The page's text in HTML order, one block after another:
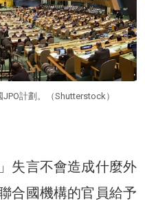
計劃。（Shutterstock）
失言不會造成什麼外
合國機構的官員給予